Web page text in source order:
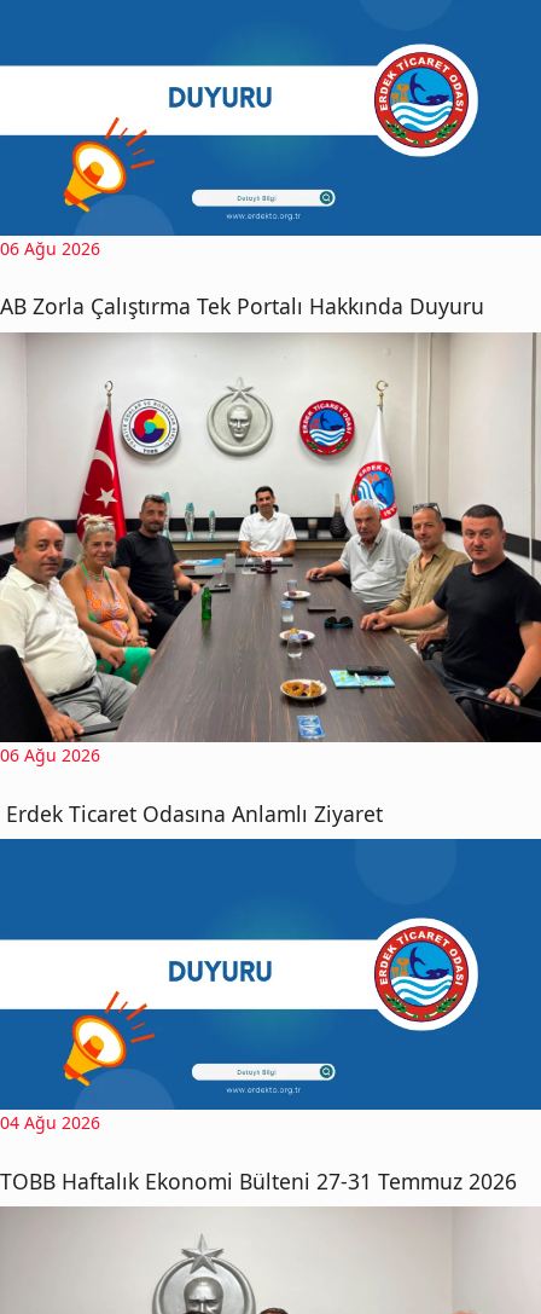
06 Ağu 2026
AB Zorla Çalıştırma Tek Portalı Hakkında Duyuru
06 Ağu 2026
Erdek Ticaret Odasına Anlamlı Ziyaret
04 Ağu 2026
TOBB Haftalık Ekonomi Bülteni 27-31 Temmuz 2026